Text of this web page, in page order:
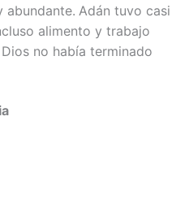
abundante. Adán tuvo casi
alimento y trabajo
no había terminado